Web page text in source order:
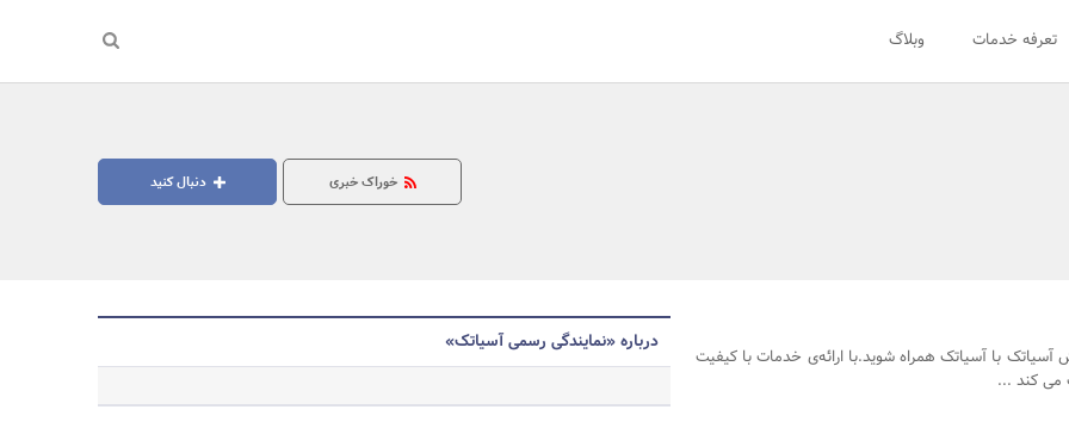
تعرفه خدمات وبلاگ
دنبال کنید خوراک خبری
آسیاتک با آسیاتک همراه شوید.با ارائه‌ی خدمات با کیفیت
می کند ...
درباره «نمایندگی رسمی آسیاتک»